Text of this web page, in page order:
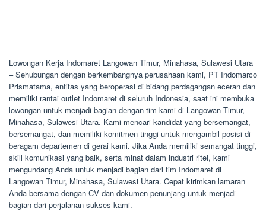
Lowongan Kerja Indomaret Langowan Timur, Minahasa, Sulawesi Utara
– Sehubungan dengan berkembangnya perusahaan kami, PT Indomarco
Prismatama, entitas yang beroperasi di bidang perdagangan eceran dan
memiliki rantai outlet Indomaret di seluruh Indonesia, saat ini membuka
lowongan untuk menjadi bagian dengan tim kami di Langowan Timur,
Minahasa, Sulawesi Utara. Kami mencari kandidat yang bersemangat,
bersemangat, dan memiliki komitmen tinggi untuk mengambil posisi di
beragam departemen di gerai kami. Jika Anda memiliki semangat tinggi,
skill komunikasi yang baik, serta minat dalam industri ritel, kami
mengundang Anda untuk menjadi bagian dari tim Indomaret di
Langowan Timur, Minahasa, Sulawesi Utara. Cepat kirimkan lamaran
Anda bersama dengan CV dan dokumen penunjang untuk menjadi
bagian dari perjalanan sukses kami.